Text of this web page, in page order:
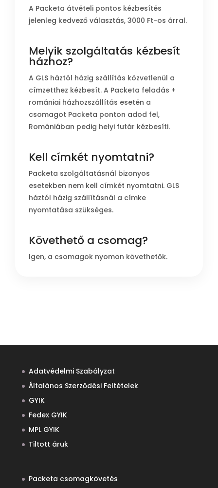
A Packeta átvételi pontos kézbesítés
jelenleg kedvező választás, 3000 Ft-os árral.
Melyik szolgáltatás kézbesít
házhoz?
A GLS háztól házig szállítás közvetlenül a
címzetthez kézbesít. A Packeta feladás +
romániai házhozszállítás esetén a
csomagot Packeta ponton adod fel,
Romániában pedig helyi futár kézbesíti.
Kell címkét nyomtatni?
Packeta szolgáltatásnál bizonyos
esetekben nem kell címkét nyomtatni. GLS
háztól házig szállításnál a címke
nyomtatása szükséges.
Követhető a csomag?
Igen, a csomagok nyomon követhetők.
Adatvédelmi Szabályzat
Általános Szerződési Feltételek
GYIK
Fedex GYIK
MPL GYIK
Tiltott áruk
Packeta csomagkövetés